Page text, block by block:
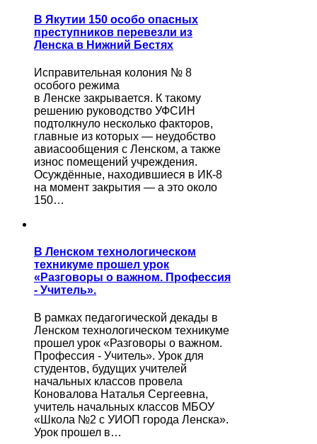
В Якутии 150 особо опасных
преступников перевезли из
Ленска в Нижний Бестях
Исправительная колония № 8
особого режима
в Ленске закрывается. К такому
решению руководство УФСИН
подтолкнуло несколько факторов,
главные из которых — неудобство
авиасообщения с Ленском, а также
износ помещений учреждения.
Осуждённые, находившиеся в ИК-8
на момент закрытия — а это около
150…
В Ленском технологическом
техникуме прошел урок
«Разговоры о важном. Профессия
- Учитель».
В рамках педагогической декады в
Ленском технологическом техникуме
прошел урок «Разговоры о важном.
Профессия - Учитель». Урок для
студентов, будущих учителей
начальных классов провела
Коновалова Наталья Сергеевна,
учитель начальных классов МБОУ
«Школа №2 с УИОП города Ленска».
Урок прошел в…